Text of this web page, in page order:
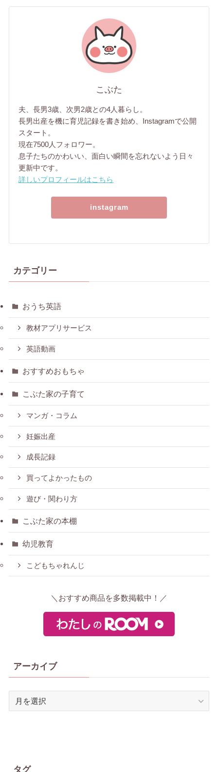
こぶた
夫、長男3歳、次男2歳との4人暮らし。
長男出産を機に育児記録を書き始め、Instagramで公開
スタート。
現在7500人フォロワー。
息子たちのかわいい、面白い瞬間を忘れないよう日々
更新中です。
詳しいプロフィールはこちら
instagram
カテゴリー
おうち英語
教材アプリサービス
英語動画
おすすめおもちゃ
こぶた家の子育て
マンガ・コラム
妊娠出産
成長記録
買ってよかったもの
遊び・関わり方
こぶた家の本棚
幼児教育
こどもちゃれんじ
＼おすすめ商品を多数掲載中！／
アーカイブ
タグ